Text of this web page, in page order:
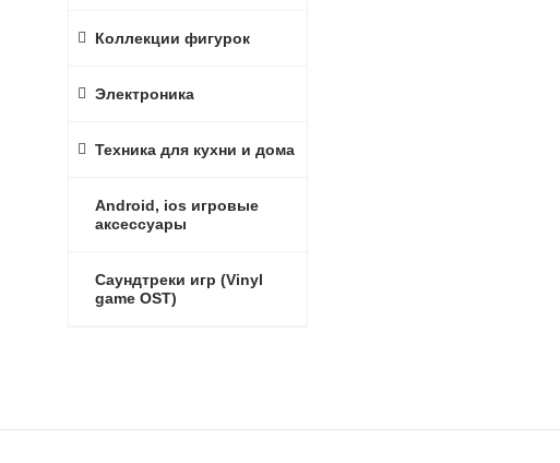
Коллекции фигурок
Электроника
Техника для кухни и дома
Android, ios игровые
аксессуары
Саундтреки игр (Vinyl
game OST)